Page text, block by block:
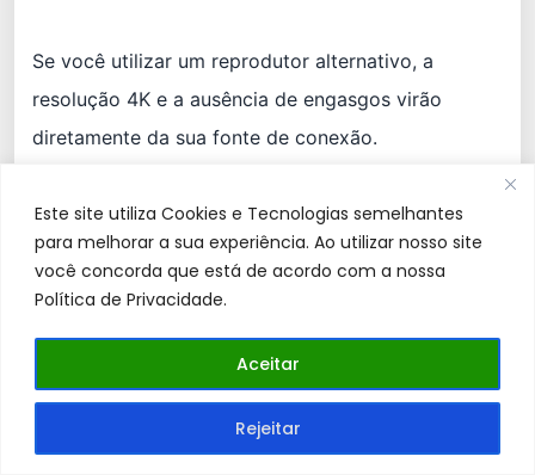
Este site utiliza Cookies e Tecnologias semelhantes
para melhorar a sua experiência. Ao utilizar nosso site
você concorda que está de acordo com a nossa
Política de Privacidade.
Rejeitar
Aceitar
Se você utilizar um reprodutor alternativo, a
resolução 4K e a ausência de engasgos virão
diretamente da sua fonte de conexão.
Arquivos gratuitos ou encontrados aleatoriamente
na internet sempre travarão devido à superlotação
de usuários simultâneos.
teste prático de estabilidade
(como o período de garantia que a Goldcard
oferece) é crucial antes de tomar qualquer decisão